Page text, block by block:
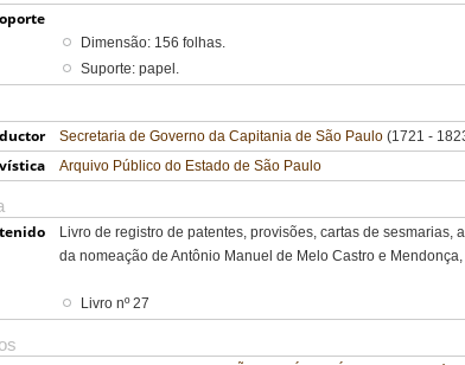
Dimensão: 156 folhas.
Suporte: papel.
Secretaria de Governo da Capitania de São Paulo(1721 -
Arquivo Público do Estado de São Paulo
Livro de registro de patentes, provisões, cartas de sesmarias,
da nomeação de Antônio Manuel de Melo Castro e
Livro nº 27